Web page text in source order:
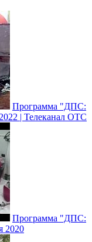
Программа "ДПС:
| Телеканал ОТС
Программа "ДПС:
2020